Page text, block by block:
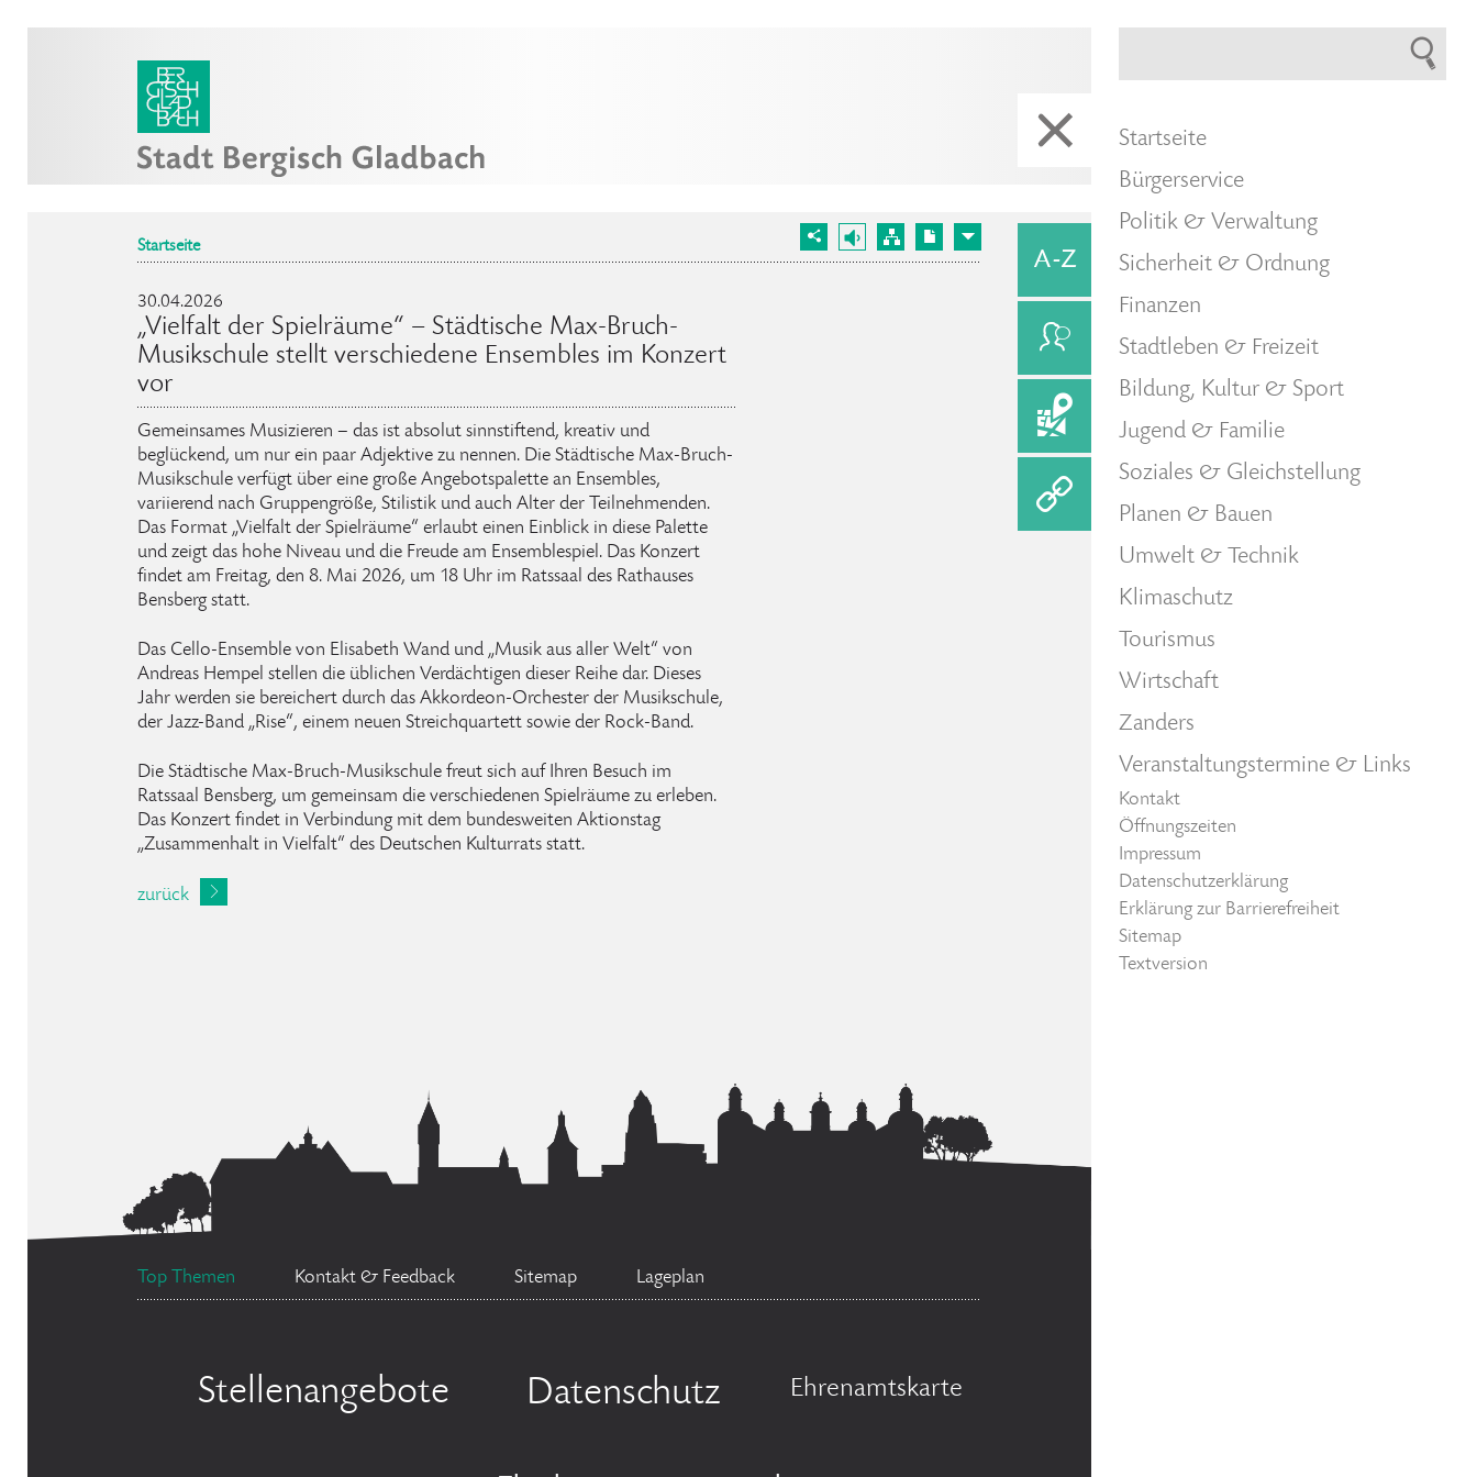
Startseite
30.04.2026
„Vielfalt der Spielräume“ – Städtische Max-Bruch-
Musikschule stellt verschiedene Ensembles im Konzert
vor
Gemeinsames Musizieren – das ist absolut sinnstiftend, kreativ und
beglückend, um nur ein paar Adjektive zu nennen. Die Städtische Max-Bruch-
Musikschule verfügt über eine große Angebotspalette an Ensembles,
variierend nach Gruppengröße, Stilistik und auch Alter der Teilnehmenden.
Das Format „Vielfalt der Spielräume“ erlaubt einen Einblick in diese Palette
und zeigt das hohe Niveau und die Freude am Ensemblespiel. Das Konzert
findet am Freitag, den 8. Mai 2026, um 18 Uhr im Ratssaal des Rathauses
Bensberg statt.
Das Cello-Ensemble von Elisabeth Wand und „Musik aus aller Welt“ von
Andreas Hempel stellen die üblichen Verdächtigen dieser Reihe dar. Dieses
Jahr werden sie bereichert durch das Akkordeon-Orchester der Musikschule,
der Jazz-Band „Rise“, einem neuen Streichquartett sowie der Rock-Band.
Die Städtische Max-Bruch-Musikschule freut sich auf Ihren Besuch im
Ratssaal Bensberg, um gemeinsam die verschiedenen Spielräume zu erleben.
Das Konzert findet in Verbindung mit dem bundesweiten Aktionstag
„Zusammenhalt in Vielfalt“ des Deutschen Kulturrats statt.
zurück
Top Themen Kontakt & Feedback Sitemap Lageplan
Stellenangebote Datenschutz Ehrenamtskarte
Startseite
Bürgerservice
Politik & Verwaltung
Sicherheit & Ordnung
Finanzen
Stadtleben & Freizeit
Bildung, Kultur & Sport
Jugend & Familie
Soziales & Gleichstellung
Planen & Bauen
Umwelt & Technik
Klimaschutz
Tourismus
Wirtschaft
Zanders
Veranstaltungstermine & Links
Kontakt
Öffnungszeiten
Impressum
Datenschutzerklärung
Erklärung zur Barrierefreiheit
Sitemap
Textversion